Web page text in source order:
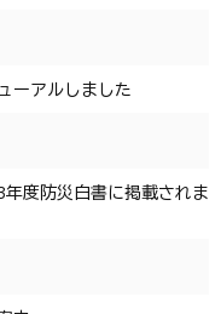
ーアルしました
度防災白書に掲載されま